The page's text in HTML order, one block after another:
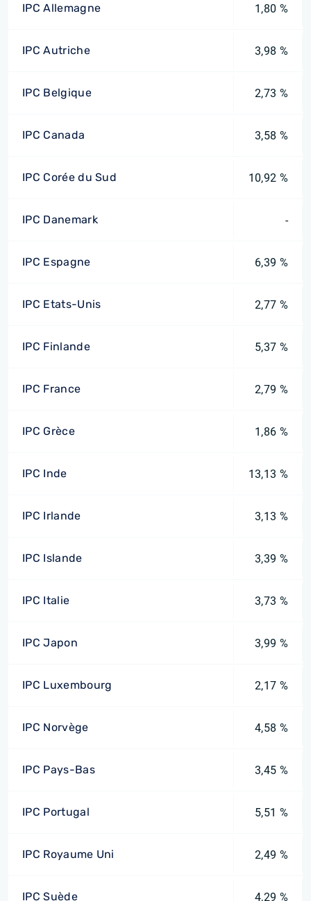
IPC Allemagne 1,80 %
IPC Autriche 3,98 %
IPC Belgique 2,73 %
IPC Canada 3,58 %
IPC Corée du Sud 10,92 %
IPC Danemark -
IPC Espagne 6,39 %
IPC Etats-Unis 2,77 %
IPC Finlande 5,37 %
IPC France 2,79 %
IPC Grèce 1,86 %
IPC Inde 13,13 %
IPC Irlande 3,13 %
IPC Islande 3,39 %
IPC Italie 3,73 %
IPC Japon 3,99 %
IPC Luxembourg 2,17 %
IPC Norvège 4,58 %
IPC Pays-Bas 3,45 %
IPC Portugal 5,51 %
IPC Royaume Uni 2,49 %
IPC Suède 4,29 %